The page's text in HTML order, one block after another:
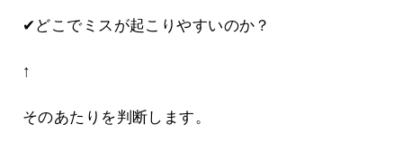
✔どこでミスが起こりやすいのか？
↑
そのあたりを判断します。